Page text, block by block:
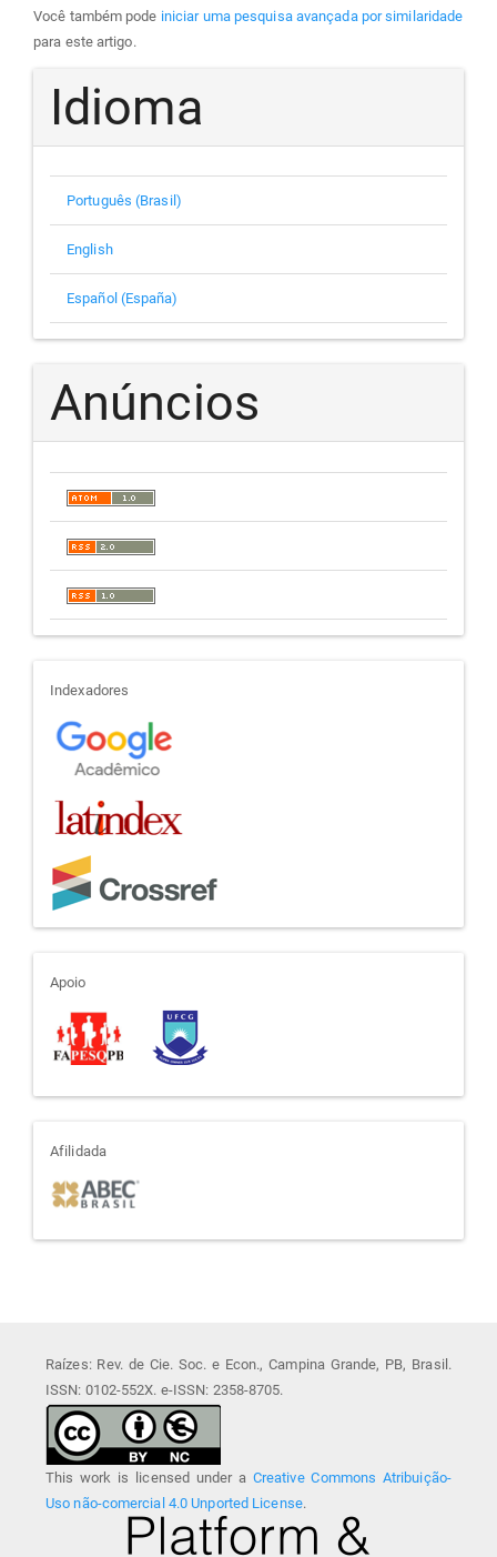
Você também pode iniciar uma pesquisa avançada por similaridade
para este artigo.
Idioma
Português (Brasil)
English
Español (España)
Anúncios
indexadores
Indexadores
apoio
Apoio
afiliada
Afilidada
Raízes: Rev. de Cie. Soc. e Econ., Campina Grande, PB, Brasil.
ISSN: 0102-552X. e-ISSN: 2358-8705.
This work is licensed under a Creative Commons Atribuição-
Uso não-comercial 4.0 Unported License.